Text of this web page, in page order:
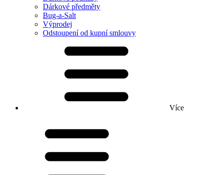
Dárkové předměty
Bug-a-Salt
Výprodej
Odstoupení od kupní smlouvy
Více